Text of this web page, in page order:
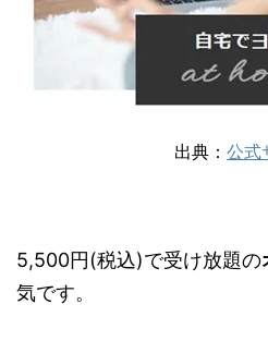
出典： 公式
5,500円(税込)で受け放題の
気です。